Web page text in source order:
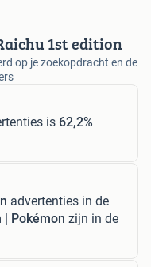
1st edition
op je zoekopdracht en de
is 62,2%
advertenties in de
Pokémon zijn in de